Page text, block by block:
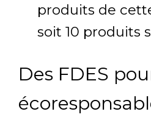
produits de
soit 10 produits
Des FDES